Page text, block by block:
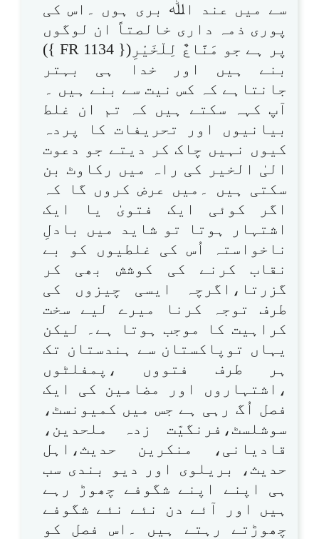
سے میں عند اﷲ بری ہوں ۔اس کی
پوری ذمہ داری خالصتاً ان لوگوں
پر ہے جو مَنَّاعٌ لِلْخَیْرِ({ FR 1134 })
بنے ہیں اور خدا ہی بہتر
جانتاہے کہ کس نیت سے بنے ہیں ۔
آپ کہہ سکتے ہیں کہ تم ان غلط
بیانیوں اور تحریفات کا پردہ
کیوں نہیں چاک کر دیتے جو دعوت
الیٰ الخیر کی راہ میں رکاوٹ بن
سکتی ہیں ۔میں عرض کروں گا کہ
اگر کوئی ایک فتویٰ یا ایک
اشتہار ہوتا تو شاید میں بادلِ
ناخواستہ اُس کی غلطیوں کو بے
نقاب کرنے کی کوشش بھی کر
گزرتا،اگرچہ ایسی چیزوں کی
طرف توجہ کرنا میرے لیے سخت
کراہیت کا موجب ہوتا ہے۔ لیکن
یہاں توپاکستان سے ہندستان تک
ہر طرف فتووں ،پمفلٹوں
،اشتہاروں اور مضامین کی ایک
فصل اُگ رہی ہے جس میں کمیونسٹ،
سوشلسٹ،فرنگیّت زدہ ملحدین،
قادیانی، منکرین حدیث،اہل
حدیث، بریلوی اور دیو بندی سب
ہی اپنے اپنے شگوفے چھوڑ رہے
ہیں اور آئے دن نئے نئے شگوفے
چھوڑتے رہتے ہیں ۔اس فصل کو